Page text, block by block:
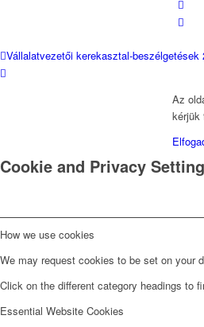
Vállalatvezetői kerekasztal-beszélgetések
Az
kérjük
Cookie and Privacy
How we use cookies
We may request cookies to be set on your
Click on the different category headings to
Essential Website Cookies